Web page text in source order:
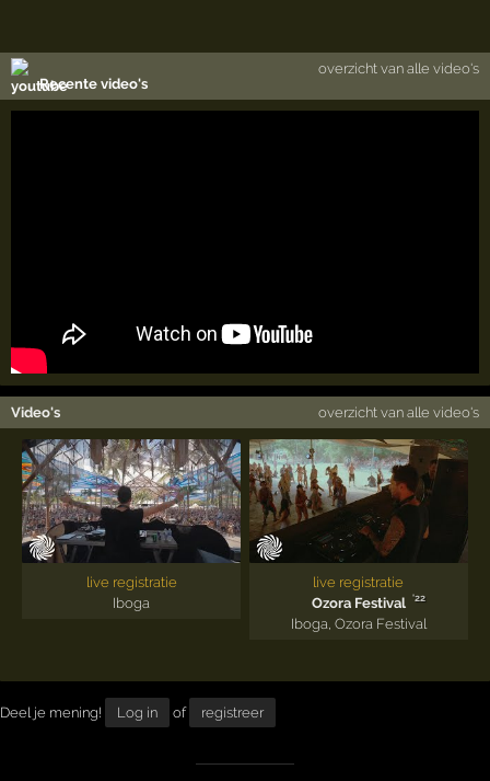
Recente video's
overzicht van alle video's
Video's overzicht van alle video's
live registratie
Iboga
live registratie
Ozora Festival
'22
Iboga Ozora Festival
Deel je mening! Log in of registreer